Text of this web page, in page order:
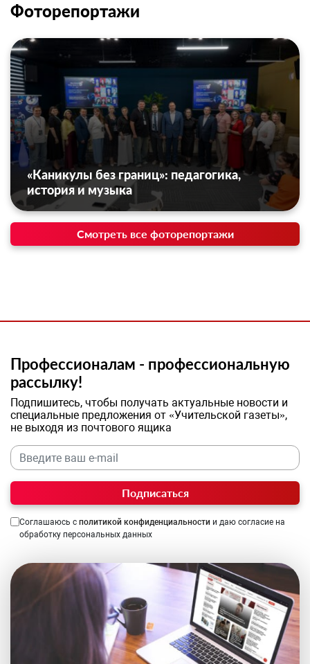
Фоторепортажи
«Каникулы без границ»: педагогика,
история и музыка
Смотреть все фоторепортажи
Профессионалам - профессиональную
рассылку!
Подпишитесь, чтобы получать актуальные новости и
специальные предложения от «Учительской газеты»,
не выходя из почтового ящика
Подписаться
Соглашаюсь с политикой конфиденциальности и даю согласие на
обработку персональных данных